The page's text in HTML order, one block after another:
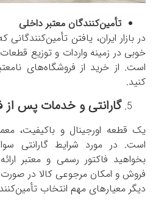
تأمین‌کنندگان معتبر داخلی
در بازار ایران، یافتن
خوبی در زمینه واردات و توزیع
است. از خرید از فروشگاه‌های
کنید.
گارانتی و خدمات پس
یک قطعه اورجینال و باکیفیت،
است. در مورد شرایط گارانتی
بخواهید فاکتور رسمی و معتبر
فروش و امکان مرجوعی کالا در صورت
دیگر معیارهای مهم انتخاب